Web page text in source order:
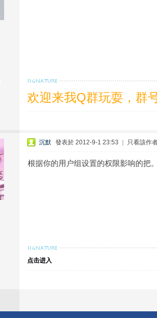
欢迎来我Q群玩耍，群
沉默 發表於 2012-9-1 23:53 只看該作
根据你的用户组设置的权限影响的把
点击进入